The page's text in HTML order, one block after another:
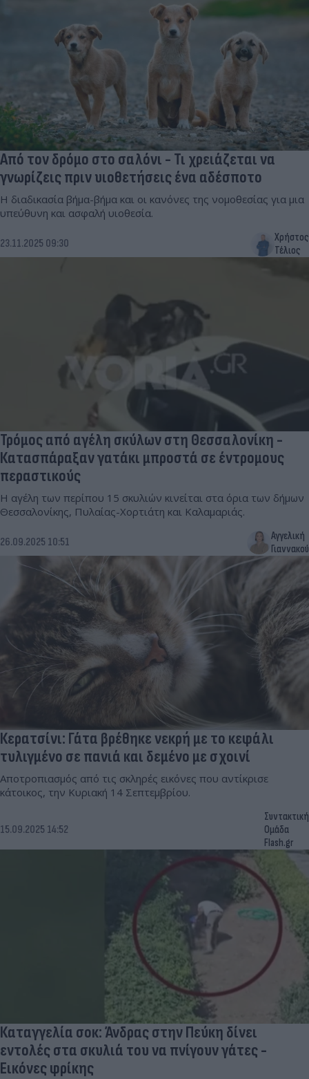
Από τον δρόμο στο σαλόνι - Τι χρειάζεται να
γνωρίζεις πριν υιοθετήσεις ένα αδέσποτο
Η διαδικασία βήμα-βήμα και οι κανόνες της νομοθεσίας για μια
υπεύθυνη και ασφαλή υιοθεσία.
23.11.2025 09:30
Χρήστος
Τέλιος
Τρόμος από αγέλη σκύλων στη Θεσσαλονίκη -
Κατασπάραξαν γατάκι μπροστά σε έντρομους
περαστικούς
Η αγέλη των περίπου 15 σκυλιών κινείται στα όρια των δήμων
Θεσσαλονίκης, Πυλαίας-Χορτιάτη και Καλαμαριάς.
26.09.2025 10:51
Αγγελική
Γιαννακού
Κερατσίνι: Γάτα βρέθηκε νεκρή με το κεφάλι
τυλιγμένο σε πανιά και δεμένο με σχοινί
Αποτροπιασμός από τις σκληρές εικόνες που αντίκρισε
κάτοικος, την Κυριακή 14 Σεπτεμβρίου.
15.09.2025 14:52
Συντακτική
Ομάδα
Flash.gr
Καταγγελία σοκ: Άνδρας στην Πεύκη δίνει
εντολές στα σκυλιά του να πνίγουν γάτες -
Εικόνες φρίκης